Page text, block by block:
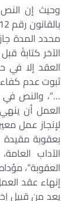
محدد المدة
الآخر كتابةً
ثبوت عدم
العمل أن
لإنجاز عمل
بعقوبة مقيدة
الآداب
العقوبة”،
إنهاء عقد